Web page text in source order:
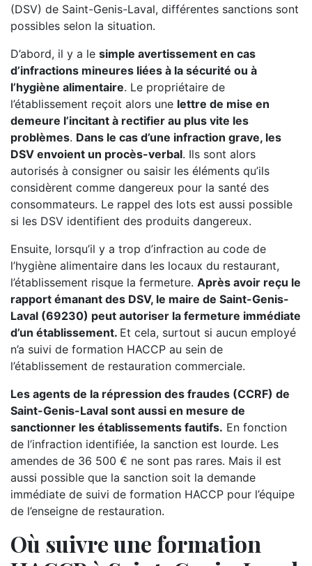
(DSV) de Saint-Genis-Laval, différentes sanctions sont
possibles selon la situation.
D’abord, il y a le simple avertissement en cas
d’infractions mineures liées à la sécurité ou à
l’hygiène alimentaire. Le propriétaire de
l’établissement reçoit alors une lettre de mise en
demeure l’incitant à rectifier au plus vite les
problèmes. Dans le cas d’une infraction grave, les
DSV envoient un procès-verbal. Ils sont alors
autorisés à consigner ou saisir les éléments qu’ils
considèrent comme dangereux pour la santé des
consommateurs. Le rappel des lots est aussi possible
si les DSV identifient des produits dangereux.
Ensuite, lorsqu’il y a trop d’infraction au code de
l’hygiène alimentaire dans les locaux du restaurant,
l’établissement risque la fermeture. Après avoir reçu le
rapport émanant des DSV, le maire de Saint-Genis-
Laval (69230) peut autoriser la fermeture immédiate
d’un établissement. Et cela, surtout si aucun employé
n’a suivi de formation HACCP au sein de
l’établissement de restauration commerciale.
Les agents de la répression des fraudes (CCRF) de
Saint-Genis-Laval sont aussi en mesure de
sanctionner les établissements fautifs. En fonction
de l’infraction identifiée, la sanction est lourde. Les
amendes de 36 500 € ne sont pas rares. Mais il est
aussi possible que la sanction soit la demande
immédiate de suivi de formation HACCP pour l’équipe
de l’enseigne de restauration.
Où suivre une formation